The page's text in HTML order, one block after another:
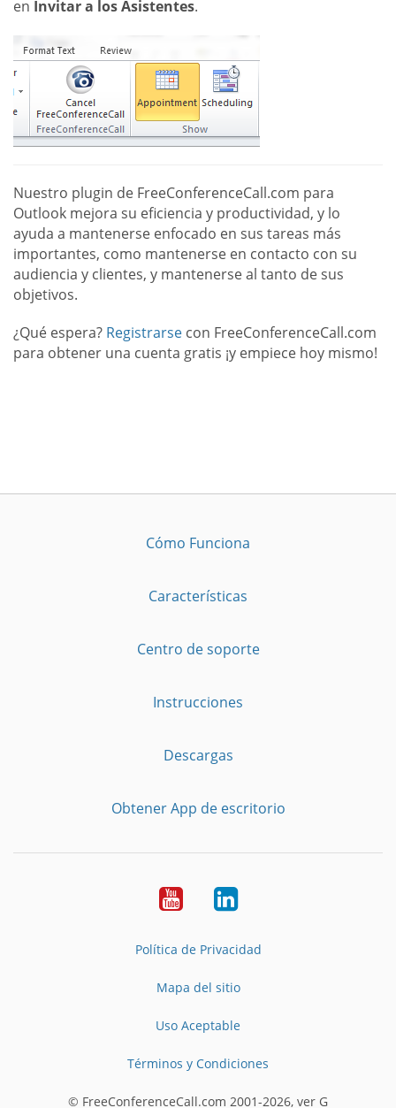
en Invitar a los Asistentes.
Nuestro plugin de FreeConferenceCall.com para
Outlook mejora su eficiencia y productividad, y lo
ayuda a mantenerse enfocado en sus tareas más
importantes, como mantenerse en contacto con su
audiencia y clientes, y mantenerse al tanto de sus
objetivos.
¿Qué espera? Registrarse con FreeConferenceCall.com
para obtener una cuenta gratis ¡y empiece hoy mismo!
Cómo Funciona
Características
Centro de soporte
Instrucciones
Descargas
Obtener App de escritorio
YouTubeLinkedIn
Política de Privacidad
Mapa del sitio
Uso Aceptable
Términos y Condiciones
© FreeConferenceCall.com 2001-2026, ver G